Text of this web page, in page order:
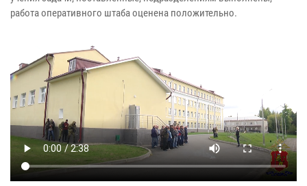
работа оперативного штаба оценена положительно.